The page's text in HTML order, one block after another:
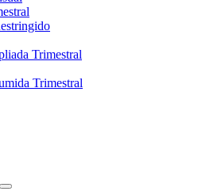
Trimestral
Trimestral